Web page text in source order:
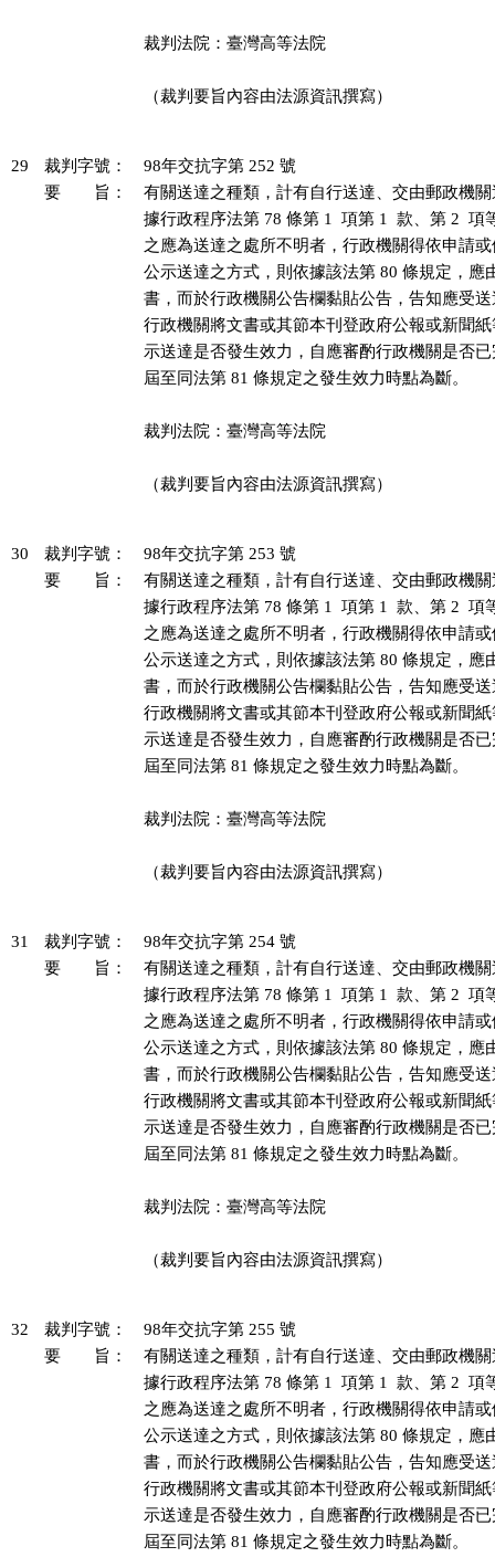
裁判法院：臺灣高等法院
（裁判要旨內容由法源資訊撰寫）
29 裁判字號：
98年交抗字第 252 號
要 旨：
有關送達之種類，計有自行送達、交由郵政機
據行政程序法第 78 條第 1  項第 1  款、第 2  項
之應為送達之處所不明者，行政機關得依申請
公示送達之方式，則依據該法第 80 條規定，應
書，而於行政機關公告欄黏貼公告，告知應受
行政機關將文書或其節本刊登政府公報或新聞
示送達是否發生效力，自應審酌行政機關是否
屆至同法第 81 條規定之發生效力時點為斷。
裁判法院：臺灣高等法院
（裁判要旨內容由法源資訊撰寫）
30 裁判字號：
98年交抗字第 253 號
要 旨：
有關送達之種類，計有自行送達、交由郵政機
據行政程序法第 78 條第 1  項第 1  款、第 2  項
之應為送達之處所不明者，行政機關得依申請
公示送達之方式，則依據該法第 80 條規定，應
書，而於行政機關公告欄黏貼公告，告知應受
行政機關將文書或其節本刊登政府公報或新聞
示送達是否發生效力，自應審酌行政機關是否
屆至同法第 81 條規定之發生效力時點為斷。
裁判法院：臺灣高等法院
（裁判要旨內容由法源資訊撰寫）
31 裁判字號：
98年交抗字第 254 號
要 旨：
有關送達之種類，計有自行送達、交由郵政機
據行政程序法第 78 條第 1  項第 1  款、第 2  項
之應為送達之處所不明者，行政機關得依申請
公示送達之方式，則依據該法第 80 條規定，應
書，而於行政機關公告欄黏貼公告，告知應受
行政機關將文書或其節本刊登政府公報或新聞
示送達是否發生效力，自應審酌行政機關是否
屆至同法第 81 條規定之發生效力時點為斷。
裁判法院：臺灣高等法院
（裁判要旨內容由法源資訊撰寫）
32 裁判字號：
98年交抗字第 255 號
要 旨：
有關送達之種類，計有自行送達、交由郵政機
據行政程序法第 78 條第 1  項第 1  款、第 2  項
之應為送達之處所不明者，行政機關得依申請
公示送達之方式，則依據該法第 80 條規定，應
書，而於行政機關公告欄黏貼公告，告知應受
行政機關將文書或其節本刊登政府公報或新聞
示送達是否發生效力，自應審酌行政機關是否
屆至同法第 81 條規定之發生效力時點為斷。